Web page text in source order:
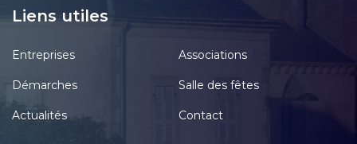
Liens utiles
Entreprises Associations
Démarches Salle des fêtes
Actualités Contact